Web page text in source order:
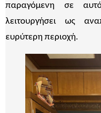
παραγόμενη σε
λειτουργήσει ως
ευρύτερη περιοχή.